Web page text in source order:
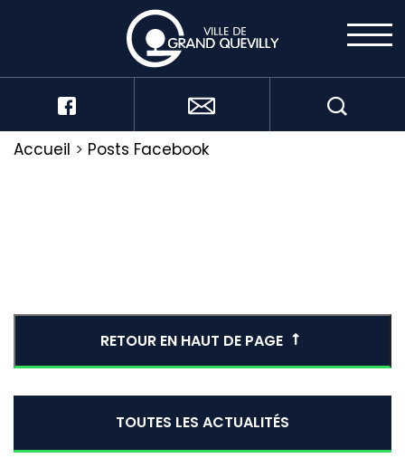
Accueil > Posts Facebook
RETOUR EN HAUT DE PAGE
TOUTES LES ACTUALITÉS